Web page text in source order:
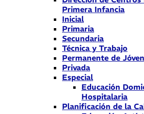
Primera Infancia
Inicial
Primaria
Secundaria
Técnica y Trabajo
Permanente de
Privada
Especial
Educación
Hospitalaria
Planificación de la